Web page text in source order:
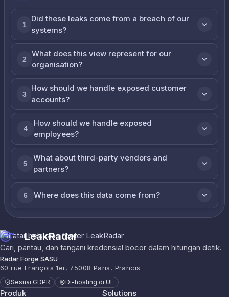
1
Did these leaks come from a breach of our
systems?
2
What does this view represent for our
organisation?
3
How should we handle exposed customer
accounts?
4
How should we handle exposed
employees?
5
What about third-party vendors and
partners?
6 Where does this data come from?
LeakRadar
Cari, pantau, dan tangani kredensial bocor dalam hitungan detik.
Radar Forge SASU
60 rue François 1er, 75008 Paris, Prancis
Sesuai GDPR Di-hosting di UE
Produk Solutions